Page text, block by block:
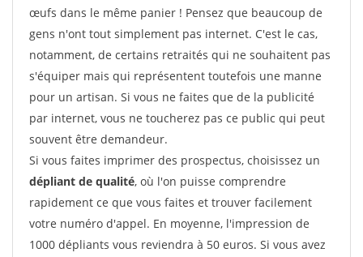
œufs dans le même panier ! Pensez que beaucoup de
gens n'ont tout simplement pas internet. C'est le cas,
notamment, de certains retraités qui ne souhaitent pas
s'équiper mais qui représentent toutefois une manne
pour un artisan. Si vous ne faites que de la publicité
par internet, vous ne toucherez pas ce public qui peut
souvent être demandeur.
Si vous faites imprimer des prospectus, choisissez un
dépliant de qualité, où l'on puisse comprendre
rapidement ce que vous faites et trouver facilement
votre numéro d'appel. En moyenne, l'impression de
1000 dépliants vous reviendra à 50 euros. Si vous avez